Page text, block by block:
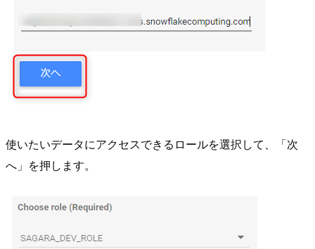
使いたいデータにアクセスできるロールを選択して、「次
へ」を押します。